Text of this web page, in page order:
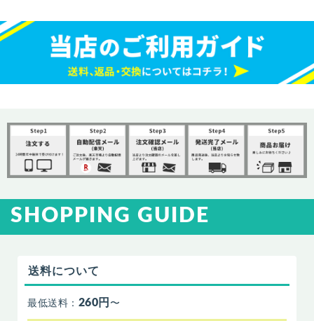
SHOPPING GUIDE
送料について
最低送料： 260円 〜